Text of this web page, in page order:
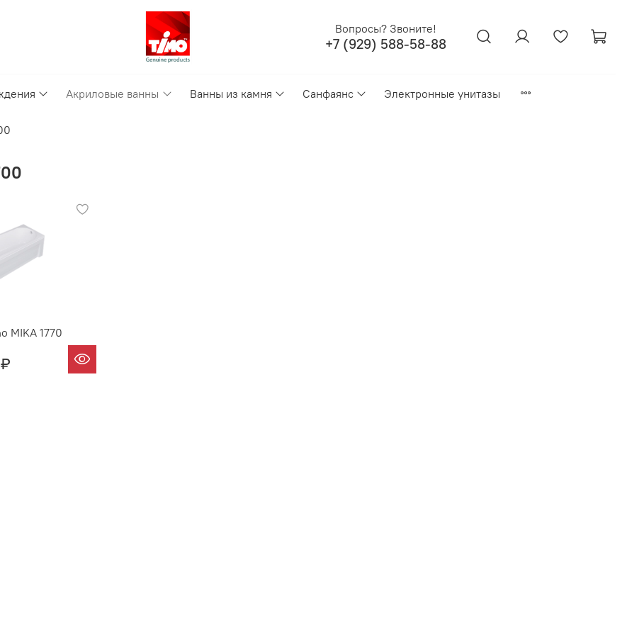
Вопросы? Звоните!
+7 (929) 588-58-88
Акриловые ванны Ванны из камня Санфаянс Электронные унитазы
MIKA 1770